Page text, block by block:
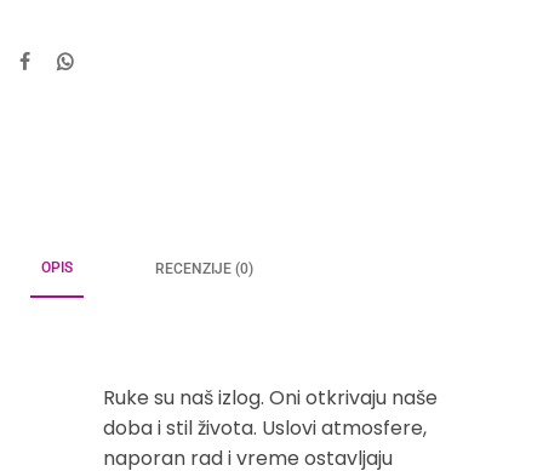
OPIS RECENZIJE (0)
Ruke su naš izlog. Oni otkrivaju naše
doba i stil života. Uslovi atmosfere,
naporan rad i vreme ostavljaju